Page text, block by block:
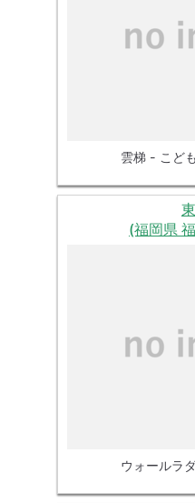
雲梯 - こど
(福岡県
ウォールラ